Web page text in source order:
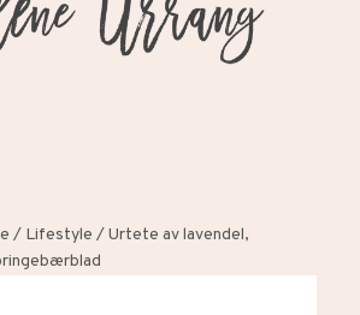
/ Lifestyle /Urtete av lavendel,